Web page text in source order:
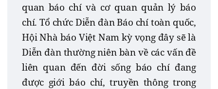
quan báo chí và cơ quan quản lý báo
chí. Tổ chức Diễn đàn Báo chí toàn quốc,
Hội Nhà báo Việt Nam kỳ vọng đây sẽ là
Diễn đàn thường niên bàn về các vấn đề
liên quan đến đời sống báo chí đang
được giới báo chí, truyền thông trong